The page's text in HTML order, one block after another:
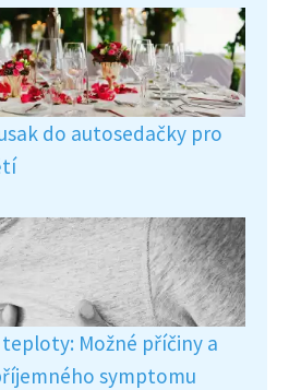
do autosedačky pro
Možné příčiny a
symptomu